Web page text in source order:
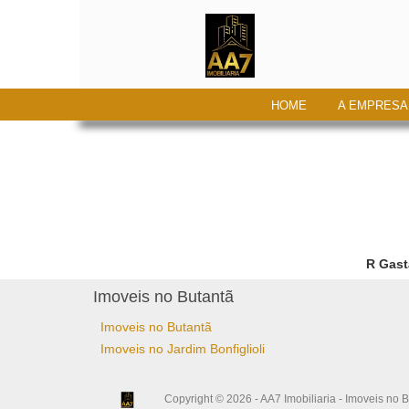
HOME A EMPRESA
R
Imoveis no Butantã
Imoveis no Butantã
Imoveis no Jardim Bonfiglioli
Copyright © 2026 - AA7 Imobiliaria - Imoveis no